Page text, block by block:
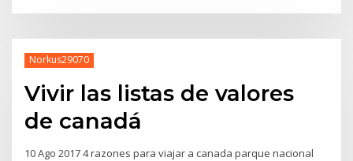
Norkus29070
Vivir las listas de valores
de canadá
10 Ago 2017 4 razones para viajar a canada parque nacional